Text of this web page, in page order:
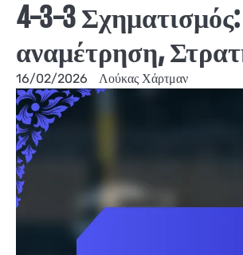
4-3-3
αναμέτρηση,
16/02/2026 Λούκας Χάρτμαν